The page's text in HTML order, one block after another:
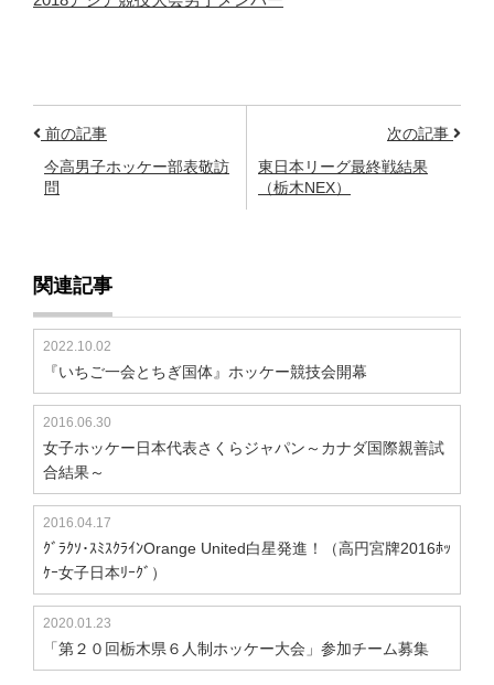
前の記事
今高男子ホッケー部表敬訪
問
次の記事
東日本リーグ最終戦結果
（栃木NEX）
関連記事
2022.10.02
『いちご一会とちぎ国体』ホッケー競技会開幕
2016.06.30
女子ホッケー日本代表さくらジャパン～カナダ国際親善試
合結果～
2016.04.17
ｸﾞﾗｸｿ･ｽﾐｽｸﾗｲﾝOrange United白星発進！（高円宮牌2016ﾎｯ
ｹｰ女子日本ﾘｰｸﾞ）
2020.01.23
「第２０回栃木県６人制ホッケー大会」参加チーム募集